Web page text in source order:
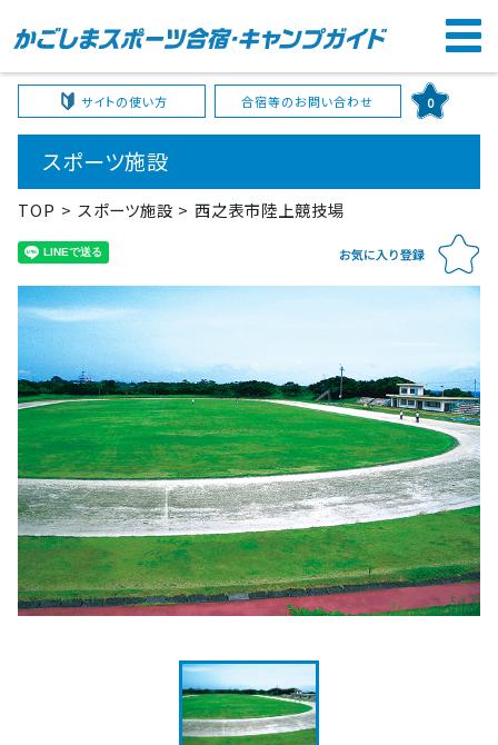
サイトの使い方 合宿等のお問い合わせ 0
スポーツ施設
TOP スポーツ施設 西之表市陸上競技場